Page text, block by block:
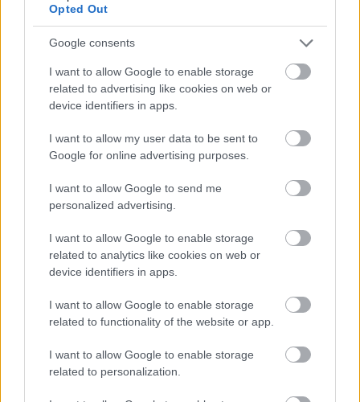
Opted Out
Google consents
I want to allow Google to enable storage
related to advertising like cookies on web or
device identifiers in apps.
I want to allow my user data to be sent to
Google for online advertising purposes.
I want to allow Google to send me
personalized advertising.
I want to allow Google to enable storage
related to analytics like cookies on web or
device identifiers in apps.
I want to allow Google to enable storage
related to functionality of the website or app.
I want to allow Google to enable storage
related to personalization.
ismernek
12:02
Sarah Jessica Parker bebizonyította, hogy
darabban lépett a fotósok elé
11:01
Kylie Jenner és Timothée Chalamet
jössz: nem akárhol olvadtak egybe
10:01
Katalin hercegné új portréja földöntúlian szép,
született királynőként tündököl, ezúttal a
védjegye nélkül
Szingliként is
jár az állami támogatás – és akár lakáshitelre